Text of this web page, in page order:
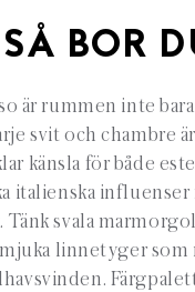
SÅ BOR
är rummen inte
svit och chambre
känsla för både
italienska
svala
linnetyger som